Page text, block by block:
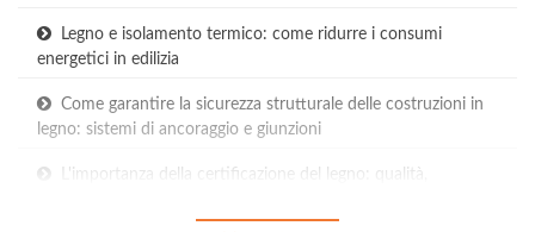
Legno e isolamento termico: come ridurre i consumi
energetici in edilizia
Come garantire la sicurezza strutturale delle costruzioni in
legno: sistemi di ancoraggio e giunzioni
L'importanza della certificazione del legno: qualità,